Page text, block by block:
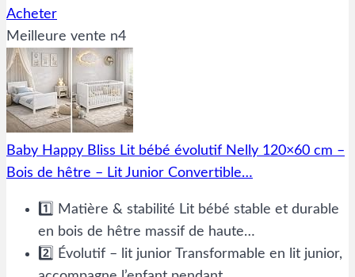
Acheter
Meilleure vente n4
Baby Happy Bliss Lit bébé évolutif Nelly 120×60 cm –
Bois de hêtre – Lit Junior Convertible…
1️⃣ Matière & stabilité Lit bébé stable et durable
en bois de hêtre massif de haute…
2️⃣ Évolutif – lit junior Transformable en lit junior,